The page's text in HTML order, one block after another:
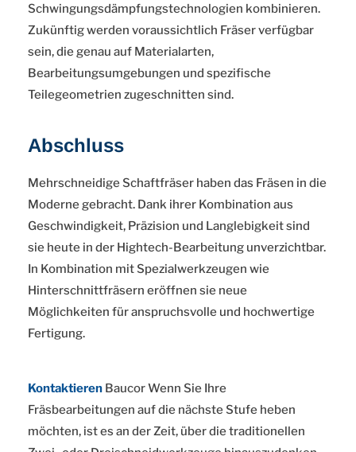
Schwingungsdämpfungstechnologien kombinieren.
Zukünftig werden voraussichtlich Fräser verfügbar
sein, die genau auf Materialarten,
Bearbeitungsumgebungen und spezifische
Teilegeometrien zugeschnitten sind.
Abschluss
Mehrschneidige Schaftfräser haben das Fräsen in die
Moderne gebracht. Dank ihrer Kombination aus
Geschwindigkeit, Präzision und Langlebigkeit sind
sie heute in der Hightech-Bearbeitung unverzichtbar.
In Kombination mit Spezialwerkzeugen wie
Hinterschnittfräsern eröffnen sie neue
Möglichkeiten für anspruchsvolle und hochwertige
Fertigung.
Kontaktieren Baucor Wenn Sie Ihre
Fräsbearbeitungen auf die nächste Stufe heben
möchten, ist es an der Zeit, über die traditionellen